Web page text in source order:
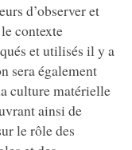
d’observer et
contexte
et utilisés il y a
sera également
culture matérielle
ainsi de
le rôle des